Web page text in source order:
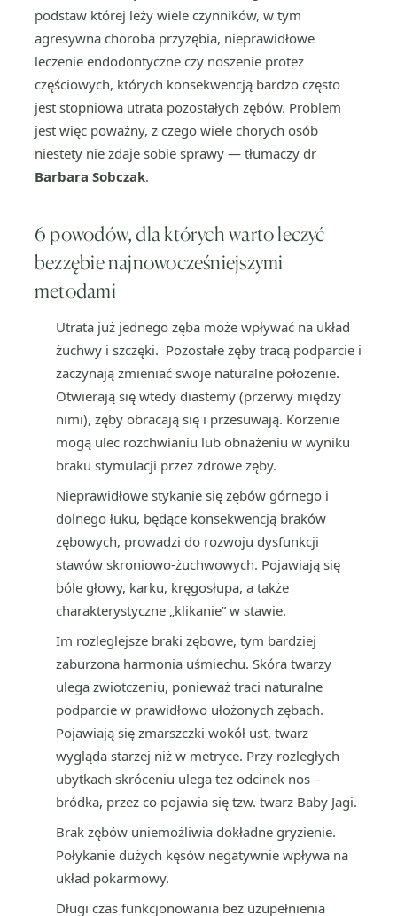
podstaw której leży wiele czynników, w tym
agresywna choroba przyzębia, nieprawidłowe
leczenie endodontyczne czy noszenie protez
częściowych, których konsekwencją bardzo często
jest stopniowa utrata pozostałych zębów. Problem
jest więc poważny, z czego wiele chorych osób
niestety nie zdaje sobie sprawy — tłumaczy dr
Barbara Sobczak.
6 powodów, dla których warto leczyć
bezzębie najnowocześniejszymi
metodami
Utrata już jednego zęba może wpływać na układ
żuchwy i szczęki. Pozostałe zęby tracą podparcie i
zaczynają zmieniać swoje naturalne położenie.
Otwierają się wtedy diastemy (przerwy między
nimi), zęby obracają się i przesuwają. Korzenie
mogą ulec rozchwianiu lub obnażeniu w wyniku
braku stymulacji przez zdrowe zęby.
Nieprawidłowe stykanie się zębów górnego i
dolnego łuku, będące konsekwencją braków
zębowych, prowadzi do rozwoju dysfunkcji
stawów skroniowo-żuchwowych. Pojawiają się
bóle głowy, karku, kręgosłupa, a także
charakterystyczne „klikanie” w stawie.
Im rozleglejsze braki zębowe, tym bardziej
zaburzona harmonia uśmiechu. Skóra twarzy
ulega zwiotczeniu, ponieważ traci naturalne
podparcie w prawidłowo ułożonych zębach.
Pojawiają się zmarszczki wokół ust, twarz
wygląda starzej niż w metryce. Przy rozległych
ubytkach skróceniu ulega też odcinek nos –
bródka, przez co pojawia się tzw. twarz Baby Jagi.
Brak zębów uniemożliwia dokładne gryzienie.
Połykanie dużych kęsów negatywnie wpływa na
układ pokarmowy.
Długi czas funkcjonowania bez uzupełnienia